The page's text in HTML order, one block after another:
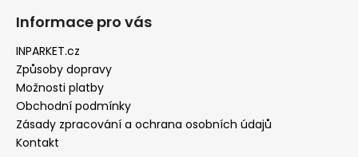
Informace pro vás
INPARKET.cz
Způsoby dopravy
Možnosti platby
Obchodní podmínky
Zásady zpracování a ochrana osobních údajů
Kontakt